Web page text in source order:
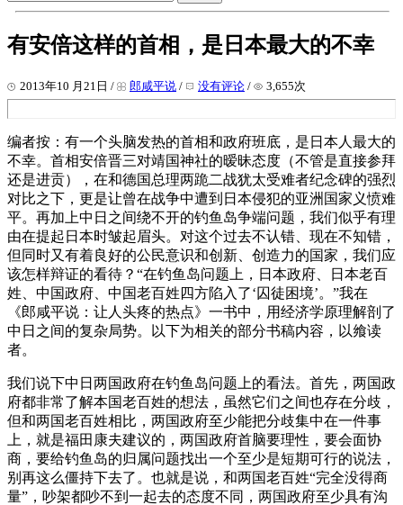
有安倍这样的首相，是日本最大的不幸
2013年10 月21日 / 郎咸平说 / 没有评论 / 3,655次
编者按：有一个头脑发热的首相和政府班底，是日本人最大的
不幸。首相安倍晋三对靖国神社的暧昧态度（不管是直接参拜
还是进贡），在和德国总理两跪二战犹太受难者纪念碑的强烈
对比之下，更是让曾在战争中遭到日本侵犯的亚洲国家义愤难
平。再加上中日之间绕不开的钓鱼岛争端问题，我们似乎有理
由在提起日本时皱起眉头。对这个过去不认错、现在不知错，
但同时又有着良好的公民意识和创新、创造力的国家，我们应
该怎样辩证的看待？“在钓鱼岛问题上，日本政府、日本老百
姓、中国政府、中国老百姓四方陷入了‘囚徒困境’。”我在
《郎咸平说：让人头疼的热点》一书中，用经济学原理解剖了
中日之间的复杂局势。以下为相关的部分书稿内容，以飨读
者。
我们说下中日两国政府在钓鱼岛问题上的看法。首先，两国政
府都非常了解本国老百姓的想法，虽然它们之间也存在分歧，
但和两国老百姓相比，两国政府至少能把分歧集中在一件事
上，就是福田康夫建议的，两国政府首脑要理性，要会面协
商，要给钓鱼岛的归属问题找出一个至少是短期可行的说法，
别再这么僵持下去了。也就是说，和两国老百姓“完全没得商
量”，吵架都吵不到一起去的态度不同，两国政府至少具有沟